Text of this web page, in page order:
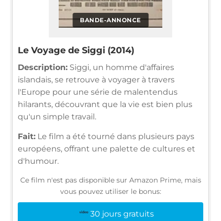
BANDE-ANNONCE
Le Voyage de Siggi (2014)
Description: Siggi, un homme d'affaires
islandais, se retrouve à voyager à travers
l'Europe pour une série de malentendus
hilarants, découvrant que la vie est bien plus
qu'un simple travail.
Fait: Le film a été tourné dans plusieurs pays
européens, offrant une palette de cultures et
d'humour.
Ce film n'est pas disponible sur Amazon Prime, mais
vous pouvez utiliser le bonus:
30 jours gratuits